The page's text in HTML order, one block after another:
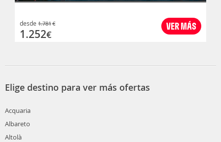
VER MÁS
desde 1.781€
1.252€
Elige destino para ver más ofertas
Acquaria
Albareto
Altolà